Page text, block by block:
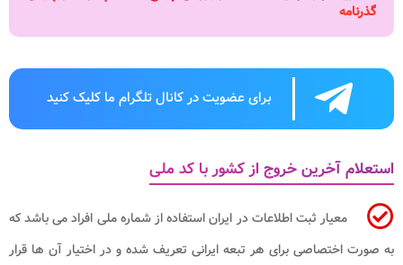
گذرنامه
برای عضویت در کانال تلگرام ما کلیک کنید
استعلام آخرین خروج از کشور با کد ملی
معیار ثبت اطلاعات در ایران استفاده از شماره ملی افراد می باشد که
به صورت اختصاصی برای هر تبعه ایرانی تعریف شده و در اختیار آن ها قرار